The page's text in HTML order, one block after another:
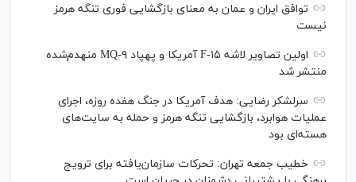
توافق ایران و عمان به معنای بازگشایی فوری تنگه هرمز
نیست
اولین تصاویر لاشه F-۱۵ آمریکا و پهپاد MQ-۹ منهدم‌شده
منتشر شد
سرلشکر رضایی: هدف آمریکا در جنگ هفده روزه، اجرای
عملیات هوابرد، بازگشایی تنگه هرمز و حمله به سایت‌های
هسته‌ای بود
خطیب جمعه تهران: تحرکات سازمان‌یافته برای ترویج